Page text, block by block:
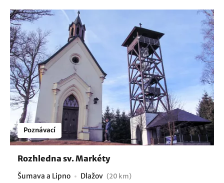
Poznávací
Rozhledna sv. Markéty
Šumava a Lipno Dlažov (20 km)